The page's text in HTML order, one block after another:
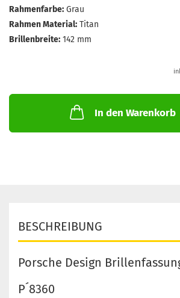
Rahmenfarbe: Grau
Rahmen Material: Titan
Brillenbreite: 142 mm
In den Warenkorb
BESCHREIBUNG
Porsche Design
P´8360